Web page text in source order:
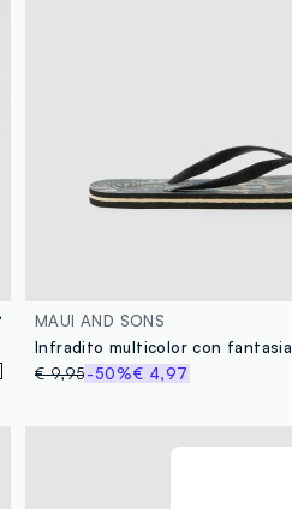
MAUI AND SONS
Infradito multicolor con fantasia
€ 9,95-50%€ 4,97